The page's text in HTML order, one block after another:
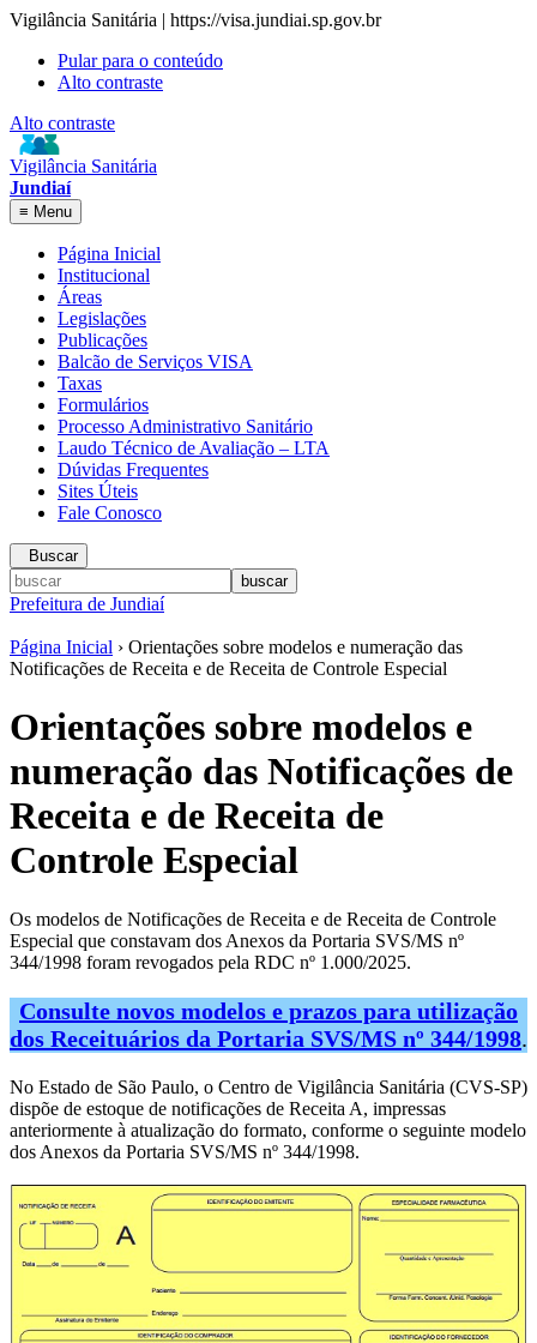
Vigilância Sanitária | https://visa.jundiai.sp.gov.br
Pular para o conteúdo
Alto contraste
Alto contraste
Vigilância Sanitária
Jundiaí
≡ Menu
Página Inicial
Institucional
Áreas
Legislações
Publicações
Balcão de Serviços VISA
Taxas
Formulários
Processo Administrativo Sanitário
Laudo Técnico de Avaliação – LTA
Dúvidas Frequentes
Sites Úteis
Fale Conosco
Buscar
Prefeitura de Jundiaí
Página Inicial › Orientações sobre modelos e numeração das
Notificações de Receita e de Receita de Controle Especial
Orientações sobre modelos e
numeração das Notificações de
Receita e de Receita de
Controle Especial
Os modelos de Notificações de Receita e de Receita de Controle
Especial que constavam dos Anexos da Portaria SVS/MS nº
344/1998 foram revogados pela RDC nº 1.000/2025.
Consulte novos modelos e prazos para utilização
dos Receituários da Portaria SVS/MS nº 344/1998.
No Estado de São Paulo, o Centro de Vigilância Sanitária (CVS-SP)
dispõe de estoque de notificações de Receita A, impressas
anteriormente à atualização do formato, conforme o seguinte modelo
dos Anexos da Portaria SVS/MS nº 344/1998.